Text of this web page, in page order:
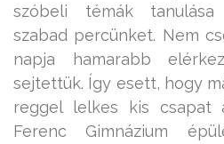
szóbeli témák
szabad percünket. Nem
napja hamarabb
sejtettük. Így esett, hogy
reggel lelkes kis csapat
Ferenc Gimnázium